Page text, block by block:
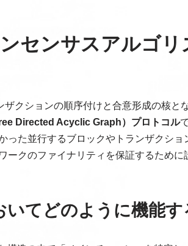
センサスアルゴリ
クションの順序付けと合意形成の核とな
Directed Acyclic Graph）プロトコル
った並行するブロックやトランザクショ
クのファイナリティを保証するために
てどのように機能す